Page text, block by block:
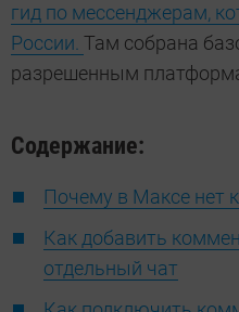
гид по мессенджерам,
России. Там собрана
разрешенным
Содержание:
Почему в Максе нет
Как добавить
отдельный чат